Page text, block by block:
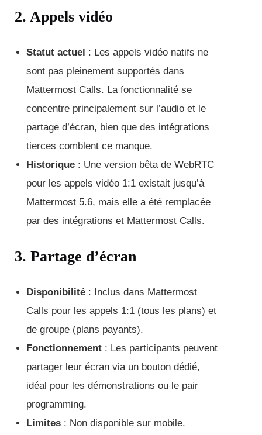
2. Appels vidéo
Statut actuel : Les appels vidéo natifs ne
sont pas pleinement supportés dans
Mattermost Calls. La fonctionnalité se
concentre principalement sur l’audio et le
partage d’écran, bien que des intégrations
tierces comblent ce manque.
Historique : Une version bêta de WebRTC
pour les appels vidéo 1:1 existait jusqu’à
Mattermost 5.6, mais elle a été remplacée
par des intégrations et Mattermost Calls.
3. Partage d’écran
Disponibilité : Inclus dans Mattermost
Calls pour les appels 1:1 (tous les plans) et
de groupe (plans payants).
Fonctionnement : Les participants peuvent
partager leur écran via un bouton dédié,
idéal pour les démonstrations ou le pair
programming.
Limites : Non disponible sur mobile.